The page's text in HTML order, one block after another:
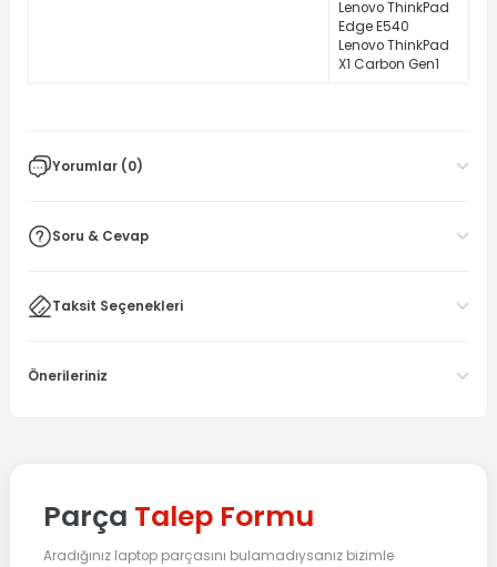
Lenovo ThinkPad
Edge E540
Lenovo ThinkPad
X1 Carbon Gen1
Yorumlar (0)
Soru & Cevap
Taksit Seçenekleri
Önerileriniz
Parça Talep Formu
Aradığınız laptop parçasını bulamadıysanız bizimle